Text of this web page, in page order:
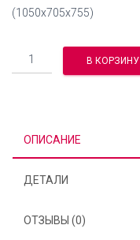
(1050х705х755)
Количество В КОРЗИНУ
ОПИСАНИЕ
ДЕТАЛИ
ОТЗЫВЫ (0)